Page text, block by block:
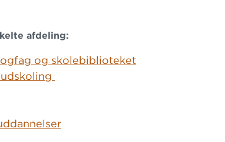
afdeling:
og skolebiblioteket